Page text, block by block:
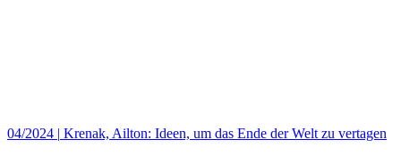
04/2024 | Krenak, Ailton: Ideen, um das Ende der Welt zu vertagen